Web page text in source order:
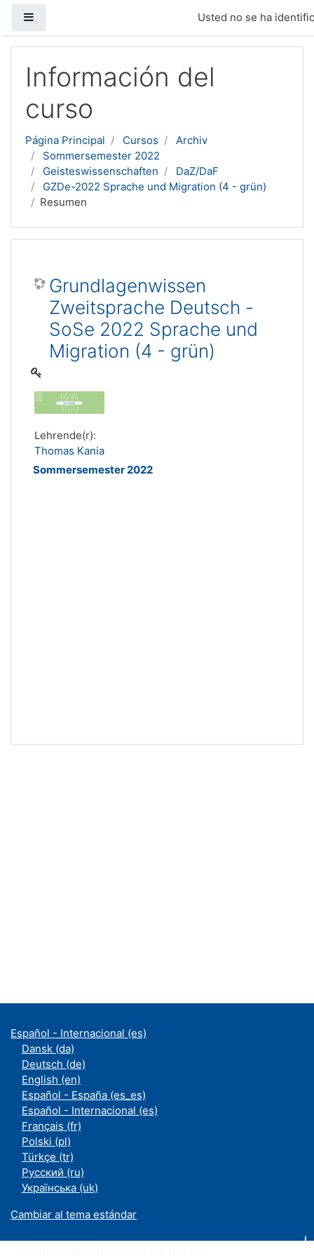
Usted no se ha
Información del
curso
Página Principal Cursos
Archiv
Sommersemester 2022
Geisteswissenschaften
DaZ/DaF
GZDe-2022 Sprache und Migration (4 - grün)
Resumen
Grundlagenwissen
Zweitsprache Deutsch -
SoSe 2022 Sprache und
Migration (4 - grün)
Lehrende(r):
Thomas Kania
Sommersemester 2022
Español - Internacional ‎(es)‎
Dansk ‎(da)‎
Deutsch ‎(de)‎
English ‎(en)‎
Español - España ‎(es_es)‎
Español - Internacional ‎(es)‎
Français ‎(fr)‎
Polski ‎(pl)‎
Türkçe ‎(tr)‎
Русский ‎(ru)‎
Українська ‎(uk)‎
Cambiar al tema estándar